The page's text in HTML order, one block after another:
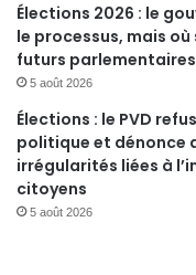
Élections 2026 : le
le processus, mais
futurs parlementaires
5 août 2026
Élections : le PVD
politique et dénonce
irrégularités liées à
citoyens
5 août 2026